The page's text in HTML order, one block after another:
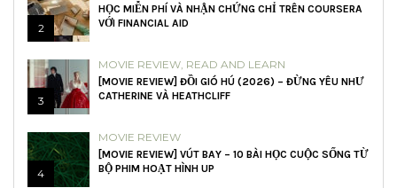
2
HỌC MIỄN PHÍ VÀ NHẬN CHỨNG CHỈ TRÊN COURSERA
VỚI FINANCIAL AID
3
MOVIE REVIEW, READ AND LEARN
[MOVIE REVIEW] ĐỒI GIÓ HÚ (2026) – ĐỪNG YÊU NHƯ
CATHERINE VÀ HEATHCLIFF
4
MOVIE REVIEW
[MOVIE REVIEW] VÚT BAY – 10 BÀI HỌC CUỘC SỐNG TỪ
BỘ PHIM HOẠT HÌNH UP